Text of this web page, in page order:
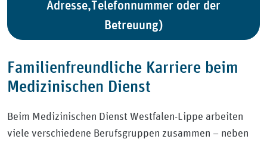
Adresse,Telefonnummer oder der
Betreuung)
Familienfreundliche Karriere beim
Medizinischen Dienst
Beim Medizinischen Dienst Westfalen-Lippe arbeiten
viele verschiedene Berufsgruppen zusammen – neben